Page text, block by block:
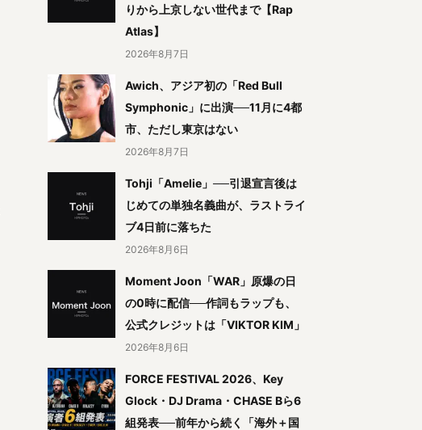
りから上京しない世代まで【Rap
Atlas】
2026年8月7日
Awich、アジア初の「Red Bull
Symphonic」に出演──11月に4都
市、ただし東京はない
2026年8月7日
Tohji「Amelie」──引退宣言後は
じめての単独名義曲が、ラストライ
ブ4日前に落ちた
2026年8月6日
Moment Joon「WAR」原爆の日
の0時に配信──作詞もラップも、
公式クレジットは「VIKTOR KIM」
2026年8月6日
FORCE FESTIVAL 2026、Key
Glock・DJ Drama・CHASE Bら6
組発表──前年から続く「海外＋国